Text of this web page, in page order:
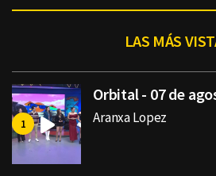
LAS MÁS
Orbital - 07 de
Aranxa Lopez